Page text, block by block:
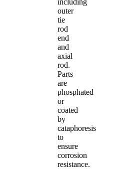
including
outer
tie
rod
end
and
axial
rod.
Parts
are
phosphated
or
coated
by
cataphoresis
to
ensure
corrosion
resistance.